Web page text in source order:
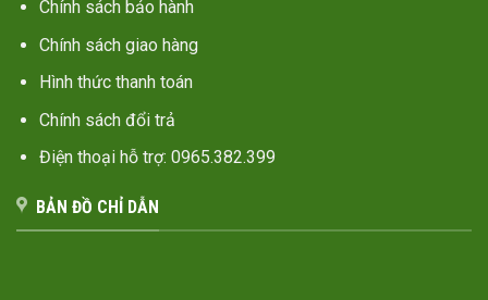
Chính sách bảo hành
Chính sách giao hàng
Hình thức thanh toán
Chính sách đổi trả
Điện thoại hỗ trợ: 0965.382.399
BẢN ĐỒ CHỈ DẪN